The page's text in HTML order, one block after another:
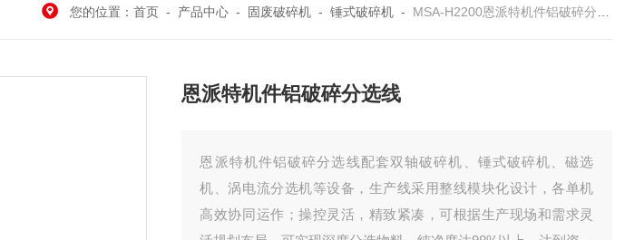
您的位置：首页 - 产品中心 - 固废破碎机 -锤式破碎机 - MSA-H2200恩派特机件铝破碎分选线
恩派特机件铝破碎分选线
恩派特机件铝破碎分选线配套双轴破碎机、锤式破碎机、磁选
机、涡电流分选机等设备，生产线采用整线模块化设计，各单机
高效协同运作；操控灵活，精致紧凑，可根据生产现场和需求灵